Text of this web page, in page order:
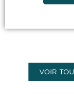
VOIR